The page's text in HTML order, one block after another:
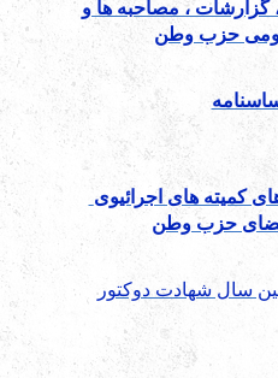
، گزارشات ، مصاحبه ها و
کمیته های اجرائیوی
حزب وطن
سال شهادت دوکتور